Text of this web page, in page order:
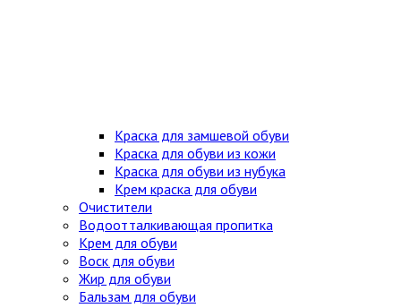
Краска для замшевой обуви
Краска для обуви из кожи
Краска для обуви из нубука
Крем краска для обуви
Очистители
Водоотталкивающая пропитка
Крем для обуви
Воск для обуви
Жир для обуви
Бальзам для обуви